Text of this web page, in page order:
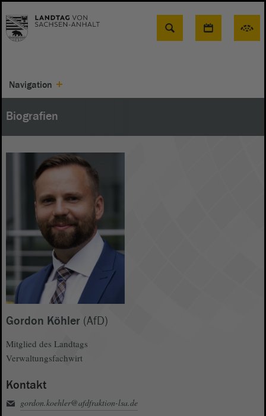
Suche
Navigation
Biografien
Gordon Köhler (AfD)
Mitglied des Landtags
Verwaltungsfachwirt
Kontakt
gordon.koehler@afdfraktion-lsa.de